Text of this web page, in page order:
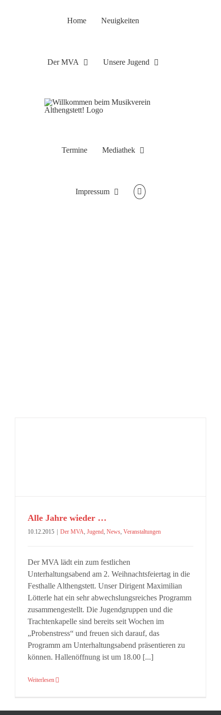
Home Neuigkeiten
Der MVA Unsere Jugend
Termine Mediathek
Impressum
Alle Jahre wieder …
10.12.2015 Der MVA, Jugend, News, Veranstaltungen
Der MVA lädt ein zum festlichen
Unterhaltungsabend am 2. Weihnachtsfeiertag in die
Festhalle Althengstett. Unser Dirigent Maximilian
Lötterle hat ein sehr abwechslungsreiches Programm
zusammengestellt. Die Jugendgruppen und die
Trachtenkapelle sind bereits seit Wochen im
„Probenstress“ und freuen sich darauf, das
Programm am Unterhaltungsabend präsentieren zu
können. Hallenöffnung ist um 18.00 [...]
Weiterlesen